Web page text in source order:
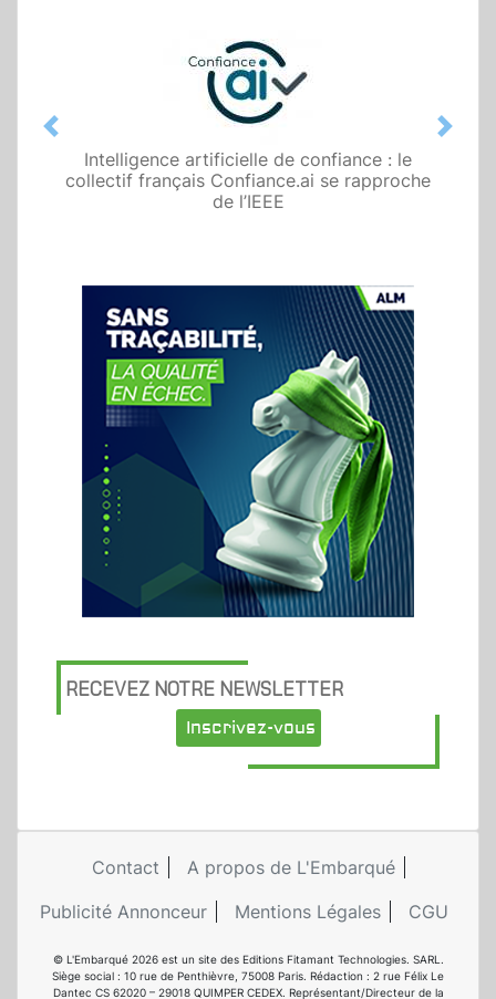
Intelligence artificielle de confiance : le
collectif français Confiance.ai se rapproche
de l’IEEE
Previous Next
RECEVEZ NOTRE NEWSLETTER
Inscrivez-vous
Contact
A propos de L'Embarqué
Publicité Annonceur
Mentions Légales CGU
© L'Embarqué 2026 est un site des Editions Fitamant Technologies. SARL.
Siège social : 10 rue de Penthièvre, 75008 Paris. Rédaction : 2 rue Félix Le
Dantec CS 62020 – 29018 QUIMPER CEDEX. Représentant/Directeur de la